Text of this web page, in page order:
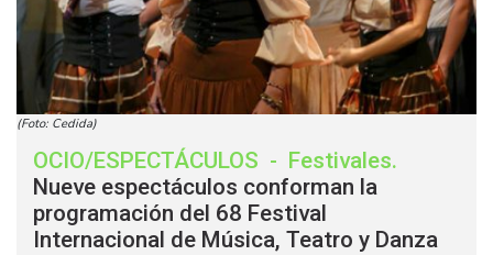
(Foto: Cedida)
OCIO/ESPECTÁCULOS - Festivales.
Nueve espectáculos conforman la
programación del 68 Festival
Internacional de Música, Teatro y Danza